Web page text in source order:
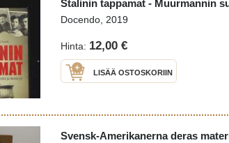
Stalinin tappamat - Muurmannin
Docendo, 2019
Hinta: 12,00 €
LISÄÄ OSTOSKORIIN
Svensk-Amerikanerna deras